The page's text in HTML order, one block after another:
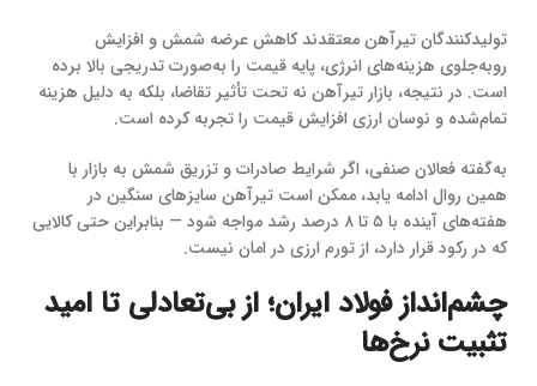
تولیدکنندگان تیرآهن معتقدند کاهش عرضه شمش و افزایش
روبه‌جلوی هزینه‌های انرژی، پایه قیمت را به‌صورت تدریجی بالا برده
است. در نتیجه، بازار تیرآهن نه تحت تأثیر تقاضا، بلکه به دلیل هزینه
تمام‌شده و نوسان ارزی افزایش قیمت را تجربه کرده است.
به‌گفته فعالان صنفی، اگر شرایط صادرات و تزریق شمش به بازار با
همین روال ادامه یابد، ممکن است تیرآهن سایزهای سنگین در
هفته‌های آینده با ۵ تا ۸ درصد رشد مواجه شود — بنابراین حتی کالایی
که در رکود قرار دارد، از تورم ارزی در امان نیست.
چشم‌انداز فولاد ایران؛ از بی‌تعادلی تا امید
تثبیت نرخ‌ها